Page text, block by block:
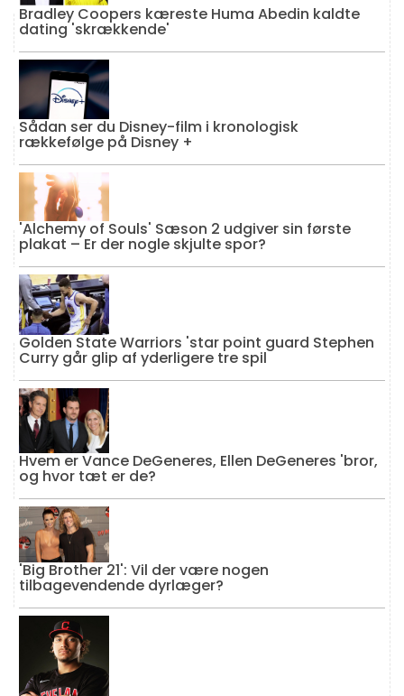
Bradley Coopers kæreste Huma Abedin kaldte
dating 'skrækkende'
Sådan ser du Disney-film i kronologisk
rækkefølge på Disney +
'Alchemy of Souls' Sæson 2 udgiver sin første
plakat – Er der nogle skjulte spor?
Golden State Warriors 'star point guard Stephen
Curry går glip af yderligere tre spil
Hvem er Vance DeGeneres, Ellen DeGeneres 'bror,
og hvor tæt er de?
'Big Brother 21': Vil der være nogen
tilbagevendende dyrlæger?